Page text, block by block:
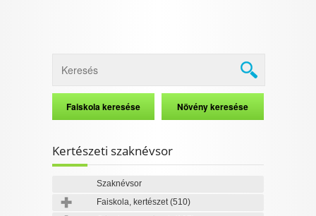
Kertészeti szaknévsor
Szaknévsor
Faiskola, kertészet(510)